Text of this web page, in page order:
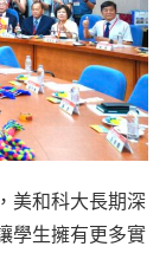
美和科大長期深
學生擁有更多實